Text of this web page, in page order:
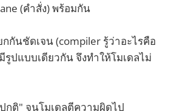
(คำสั่ง) พร้อมกัน
กันชัดเจน (compiler รู้ว่าอะไรคือ
ปแบบเดียวกัน จึงทำให้โมเดลไม่
ติ" จนโมเดลตีความผิดไป